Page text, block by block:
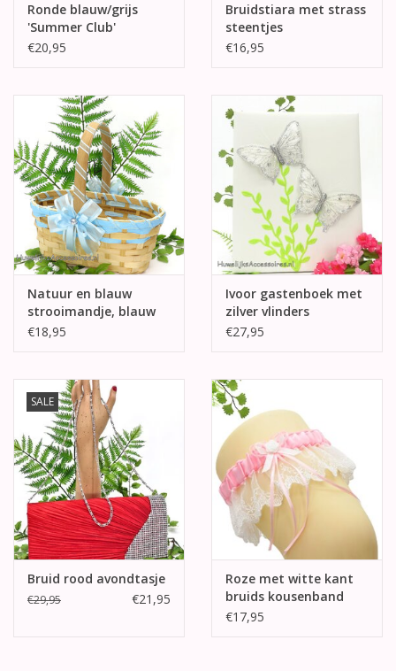
Ronde blauw/grijs
'Summer Club'
enveloppendoos
€20,95
Bruidstiara met strass
steentjes
€16,95
Natuur en blauw
strooimandje, blauw
versierd
€18,95
Ivoor gastenboek met
zilver vlinders
€27,95
SALE
Bruid rood avondtasje
€29,95 €21,95
Roze met witte kant
bruids kousenband
€17,95